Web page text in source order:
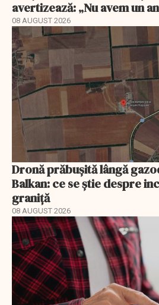
avertizează: „Nu avem un
08 AUGUST 2026
Dronă prăbușită lângă
Balkan: ce se știe despre
graniță
08 AUGUST 2026